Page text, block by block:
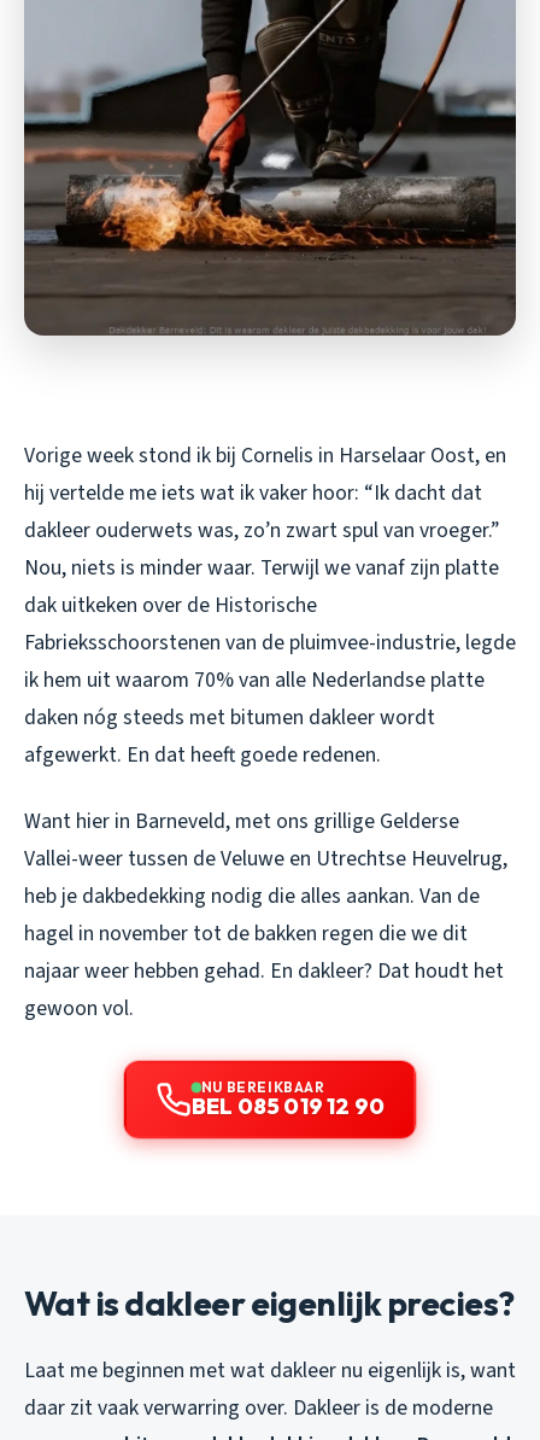
Vorige week stond ik bij Cornelis in Harselaar Oost, en
hij vertelde me iets wat ik vaker hoor: “Ik dacht dat
dakleer ouderwets was, zo’n zwart spul van vroeger.”
Nou, niets is minder waar. Terwijl we vanaf zijn platte
dak uitkeken over de Historische
Fabrieksschoorstenen van de pluimvee-industrie, legde
ik hem uit waarom 70% van alle Nederlandse platte
daken nóg steeds met bitumen dakleer wordt
afgewerkt. En dat heeft goede redenen.
Want hier in Barneveld, met ons grillige Gelderse
Vallei-weer tussen de Veluwe en Utrechtse Heuvelrug,
heb je dakbedekking nodig die alles aankan. Van de
hagel in november tot de bakken regen die we dit
najaar weer hebben gehad. En dakleer? Dat houdt het
gewoon vol.
NU BEREIKBAAR
BEL 085 019 12 90
Wat is dakleer eigenlijk precies?
Laat me beginnen met wat dakleer nu eigenlijk is, want
daar zit vaak verwarring over. Dakleer is de moderne